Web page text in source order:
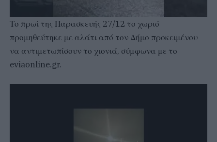
Το πρωί της Παρασκευής 27/12 το χωριό
προμηθεύτηκε με αλάτι από τον Δήμο προκειμένου
να αντιμετωπίσουν το χιονιά, σύμφωνα με το
eviaonline.gr.